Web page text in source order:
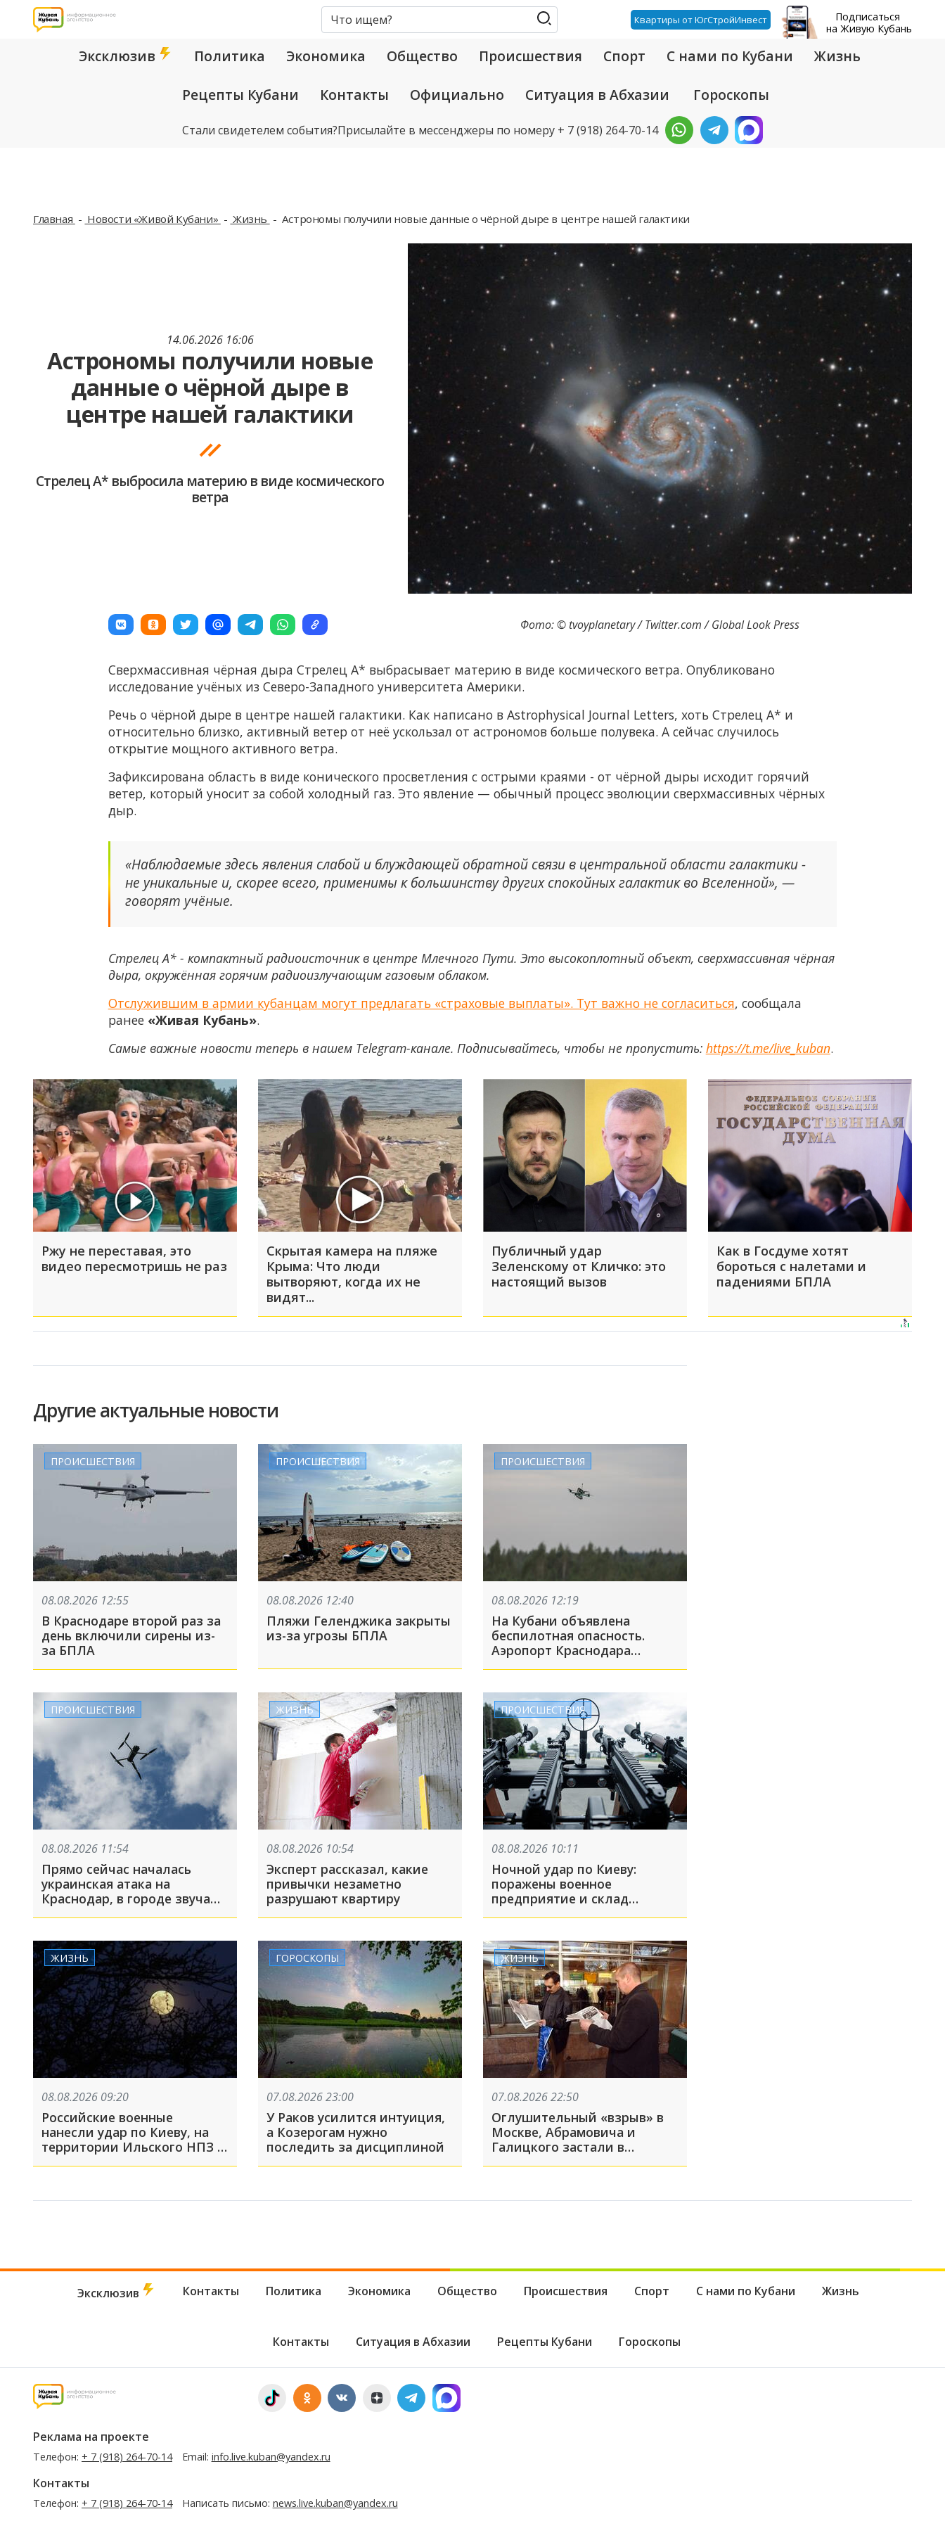
Квартиры от ЮгСтройИнвест
Подписаться
на Живую Кубань
Эксклюзив Политика Экономика Общество Происшествия Спорт С нами по Кубани Жизнь
Рецепты Кубани Контакты Официально Ситуация в Абхазии Гороскопы
Стали свидетелем события?Присылайте в мессенджеры по номеру + 7 (918) 264-70-14
Главная Новости «Живой Кубани» Жизнь Астрономы получили новые данные о чёрной дыре в центре нашей галактики
14.06.2026 16:06
Астрономы получили новые
данные о чёрной дыре в
центре нашей галактики
Стрелец А* выбросила материю в виде космического
ветра
Фото: © tvoyplanetary / Twitter.com / Global Look Press
Сверхмассивная чёрная дыра Стрелец А* выбрасывает материю в виде космического ветра. Опубликовано
исследование учёных из Северо-Западного университета Америки.
Речь о чёрной дыре в центре нашей галактики. Как написано в Astrophysical Journal Letters, хоть Стрелец А* и
относительно близко, активный ветер от неё ускользал от астрономов больше полувека. А сейчас случилось
открытие мощного активного ветра.
Зафиксирована область в виде конического просветления с острыми краями - от чёрной дыры исходит горячий
ветер, который уносит за собой холодный газ. Это явление — обычный процесс эволюции сверхмассивных чёрных
дыр.
«Наблюдаемые здесь явления слабой и блуждающей обратной связи в центральной области галактики -
не уникальные и, скорее всего, применимы к большинству других спокойных галактик во Вселенной», —
говорят учёные.
Стрелец А* - компактный радиоисточник в центре Млечного Пути. Это высокоплотный объект, сверхмассивная чёрная
дыра, окружённая горячим радиоизлучающим газовым облаком.
Отслужившим в армии кубанцам могут предлагать «страховые выплаты». Тут важно не согласиться, сообщала
ранее «Живая Кубань».
Самые важные новости теперь в нашем Telegram-канале. Подписывайтесь, чтобы не пропустить: https://t.me/live_kuban.
Ржу не переставая, это
видео пересмотришь не раз
Скрытая камера на пляже
Крыма: Что люди
вытворяют, когда их не
видят...
Публичный удар
Зеленскому от Кличко: это
настоящий вызов
Как в Госдуме хотят
бороться с налетами и
падениями БПЛА
Другие актуальные новости
ПРОИСШЕСТВИЯ
08.08.2026 12:55
В Краснодаре второй раз за
день включили сирены из-
за БПЛА
ПРОИСШЕСТВИЯ
08.08.2026 12:40
Пляжи Геленджика закрыты
из-за угрозы БПЛА
ПРОИСШЕСТВИЯ
08.08.2026 12:19
На Кубани объявлена
беспилотная опасность.
Аэропорт Краснодара
закрыт на прием и выпуск
ПРОИСШЕСТВИЯ
08.08.2026 11:54
Прямо сейчас началась
украинская атака на
Краснодар, в городе звучали
сирены
ЖИЗНЬ
08.08.2026 10:54
Эксперт рассказал, какие
привычки незаметно
разрушают квартиру
ПРОИСШЕСТВИЯ
08.08.2026 10:11
Ночной удар по Киеву:
поражены военное
предприятие и склад
горючего
ЖИЗНЬ
08.08.2026 09:20
Российские военные
нанесли удар по Киеву, на
территории Ильского НПЗ в
Краснодарском крае из-за
что произошло, пока вы
ГОРОСКОПЫ
07.08.2026 23:00
У Раков усилится интуиция,
а Козерогам нужно
последить за дисциплиной
ЖИЗНЬ
07.08.2026 22:50
Оглушительный «взрыв» в
Москве, Абрамовича и
Галицкого застали в
знаменитом парке
Эксклюзив Контакты Политика Экономика Общество Происшествия Спорт С нами по Кубани Жизнь
Контакты Ситуация в Абхазии Рецепты Кубани Гороскопы
Реклама на проекте
Телефон: + 7 (918) 264-70-14 Email: info.live.kuban@yandex.ru
Контакты
Телефон: + 7 (918) 264-70-14 Написать письмо: news.live.kuban@yandex.ru